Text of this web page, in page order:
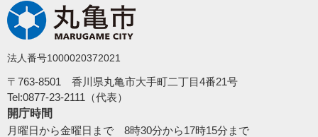
法人番号1000020372021
〒763-8501 香川県丸亀市大手町二丁目4番21号
Tel:0877-23-2111（代表）
開庁時間
月曜日から金曜日まで 8時30分から17時15分まで